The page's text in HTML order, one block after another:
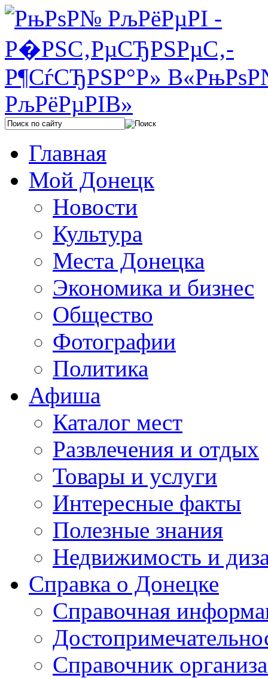
Главная
Мой Донецк
Новости
Культура
Места Донецка
Экономика и бизнес
Общество
Фотографии
Политика
Афиша
Каталог мест
Развлечения и отдых
Товары и услуги
Интересные факты
Полезные знания
Недвижимость и
Справка о Донецке
Справочная
Справочник